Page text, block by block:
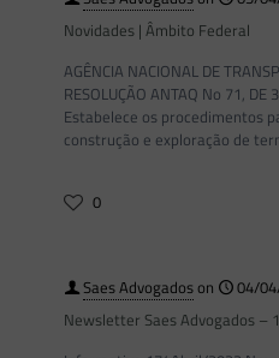
Novidades | Âmbito Federal
AGÊNCIA NACIONAL DE
RESOLUÇÃO ANTAQ No 71, DE
Estabelece os procedimentos
construção e exploração de
0
Saes Advogadoson
04/
Newsletter Saes Advogados –